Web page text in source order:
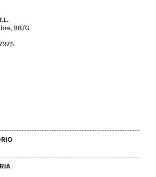
98/G